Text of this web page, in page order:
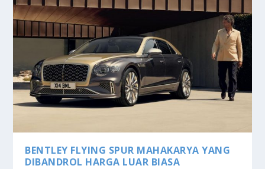
BENTLEY FLYING SPUR MAHAKARYA YANG
DIBANDROL HARGA LUAR BIASA